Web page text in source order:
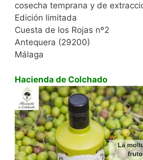
cosecha temprana y de
Edición limitada
Cuesta de los Rojas nº2
Antequera (29200)
Málaga
Hacienda de Colchado